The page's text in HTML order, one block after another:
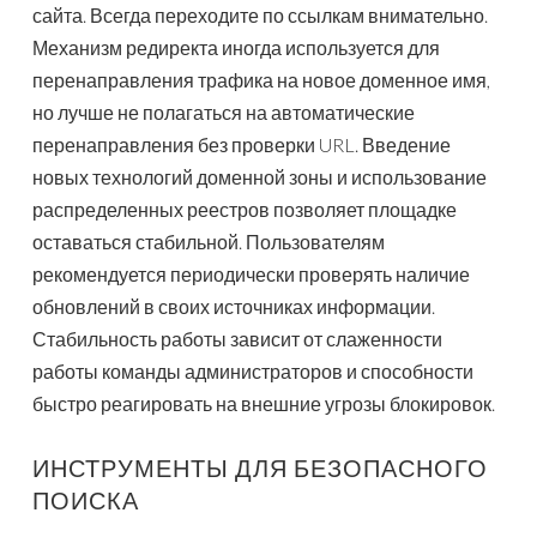
сайта. Всегда переходите по ссылкам внимательно.
Механизм редиректа иногда используется для
перенаправления трафика на новое доменное имя,
но лучше не полагаться на автоматические
перенаправления без проверки URL. Введение
новых технологий доменной зоны и использование
распределенных реестров позволяет площадке
оставаться стабильной. Пользователям
рекомендуется периодически проверять наличие
обновлений в своих источниках информации.
Стабильность работы зависит от слаженности
работы команды администраторов и способности
быстро реагировать на внешние угрозы блокировок.
ИНСТРУМЕНТЫ ДЛЯ БЕЗОПАСНОГО
ПОИСКА